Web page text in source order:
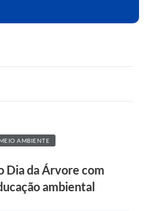
MEIO AMBIENTE
Dia da Árvore com
ambiental